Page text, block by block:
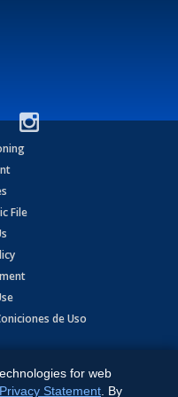
File
de Uso
for web
Privacy Statement . By